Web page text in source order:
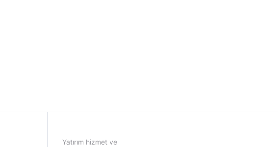
Yatırım hizmet ve